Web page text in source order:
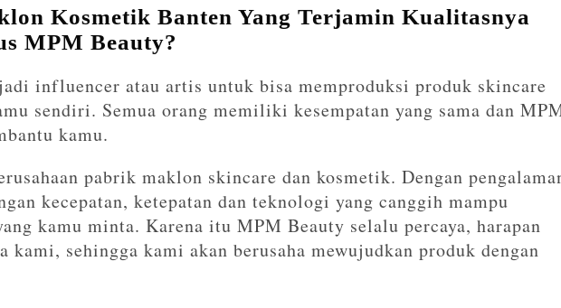
Kosmetik Banten Yang Terjamin Kualitasnya
MPM Beauty?
influencer atau artis untuk bisa memproduksi produk skincare
sendiri. Semua orang memiliki kesempatan yang sama dan
kamu.
pabrik maklon skincare dan kosmetik. Dengan
kecepatan, ketepatan dan teknologi yang canggih mampu
kamu minta. Karena itu MPM Beauty selalu percaya, harapan
kami, sehingga kami akan berusaha mewujudkan produk dengan